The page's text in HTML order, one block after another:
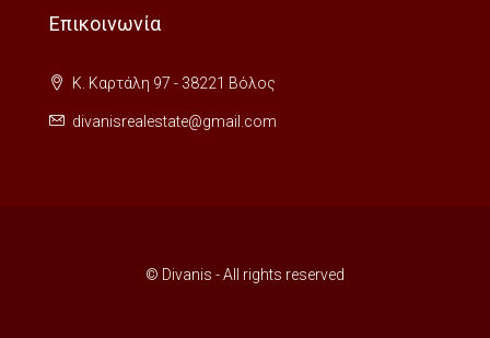
Επικοινωνία
Κ. Καρτάλη 97 - 38221 Βόλος
divanisrealestate@gmail.com
© Divanis - All rights reserved